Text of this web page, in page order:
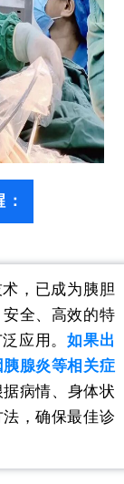
，已成为胰胆
全、高效的特
应用。如果出
腺炎等相关症
据病情、身体状
，确保最佳诊